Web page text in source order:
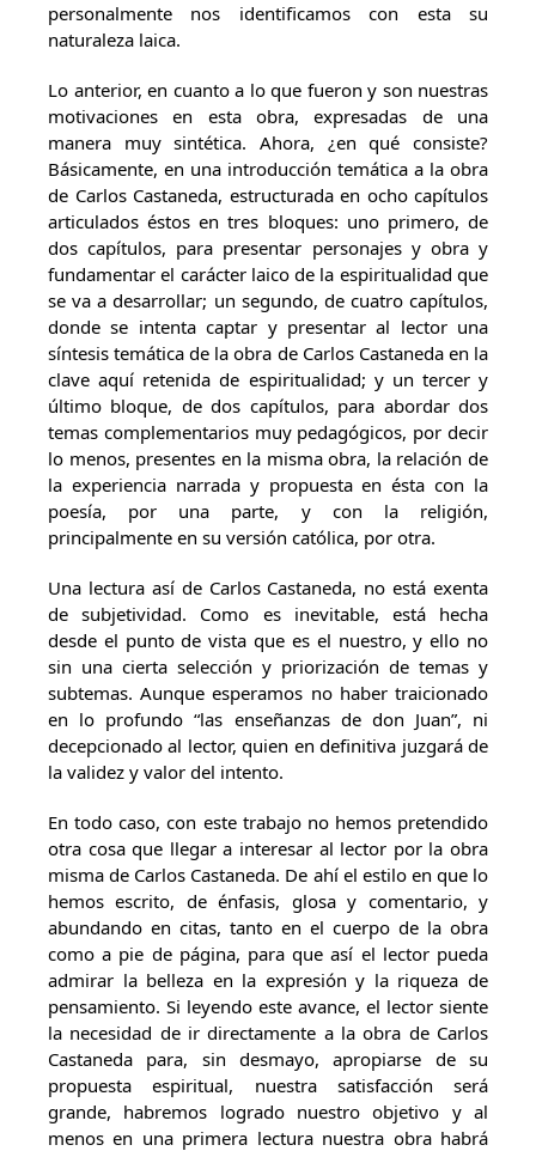
personalmente nos identificamos con esta su
naturaleza laica.
Lo anterior, en cuanto a lo que fueron y son nuestras
motivaciones en esta obra, expresadas de una
manera muy sintética. Ahora, ¿en qué consiste?
Básicamente, en una introducción temática a la obra
de Carlos Castaneda, estructurada en ocho capítulos
articulados éstos en tres bloques: uno primero, de
dos capítulos, para presentar personajes y obra y
fundamentar el carácter laico de la espiritualidad que
se va a desarrollar; un segundo, de cuatro capítulos,
donde se intenta captar y presentar al lector una
síntesis temática de la obra de Carlos Castaneda en la
clave aquí retenida de espiritualidad; y un tercer y
último bloque, de dos capítulos, para abordar dos
temas complementarios muy pedagógicos, por decir
lo menos, presentes en la misma obra, la relación de
la experiencia narrada y propuesta en ésta con la
poesía, por una parte, y con la religión,
principalmente en su versión católica, por otra.
Una lectura así de Carlos Castaneda, no está exenta
de subjetividad. Como es inevitable, está hecha
desde el punto de vista que es el nuestro, y ello no
sin una cierta selección y priorización de temas y
subtemas. Aunque esperamos no haber traicionado
en lo profundo “las enseñanzas de don Juan”, ni
decepcionado al lector, quien en definitiva juzgará de
la validez y valor del intento.
En todo caso, con este trabajo no hemos pretendido
otra cosa que llegar a interesar al lector por la obra
misma de Carlos Castaneda. De ahí el estilo en que lo
hemos escrito, de énfasis, glosa y comentario, y
abundando en citas, tanto en el cuerpo de la obra
como a pie de página, para que así el lector pueda
admirar la belleza en la expresión y la riqueza de
pensamiento. Si leyendo este avance, el lector siente
la necesidad de ir directamente a la obra de Carlos
Castaneda para, sin desmayo, apropiarse de su
propuesta espiritual, nuestra satisfacción será
grande, habremos logrado nuestro objetivo y al
menos en una primera lectura nuestra obra habrá